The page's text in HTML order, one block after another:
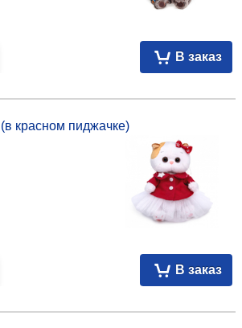
В заказ
красном пиджачке)
В заказ